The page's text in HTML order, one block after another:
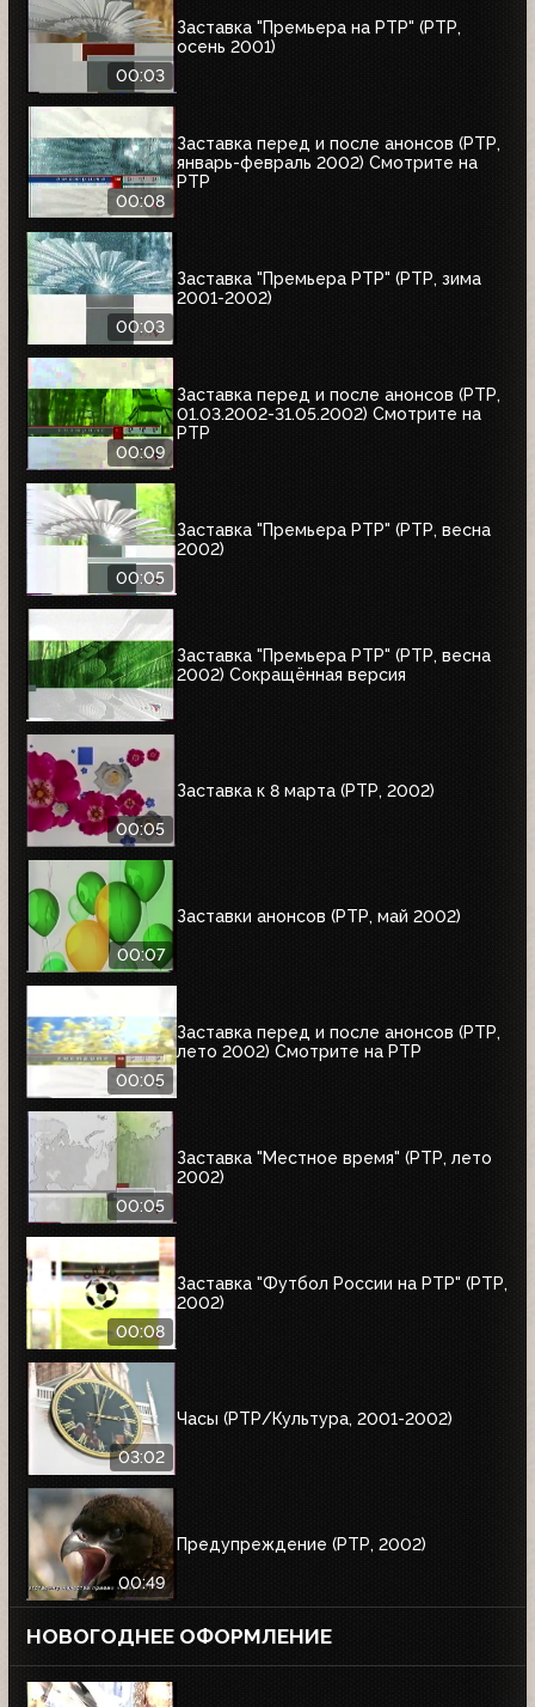
00:03
Заставка "Премьера на РТР" (РТР,
осень 2001)
00:08
Заставка перед и после анонсов (РТР,
январь-февраль 2002) Смотрите на
РТР
00:03
Заставка "Премьера РТР" (РТР, зима
2001-2002)
00:09
Заставка перед и после анонсов (РТР,
01.03.2002-31.05.2002) Смотрите на
РТР
00:05
Заставка "Премьера РТР" (РТР, весна
2002)
Заставка "Премьера РТР" (РТР, весна
2002) Сокращённая версия
00:05
Заставка к 8 марта (РТР, 2002)
00:07
Заставки анонсов (РТР, май 2002)
00:05
Заставка перед и после анонсов (РТР,
лето 2002) Смотрите на РТР
00:05
Заставка "Местное время" (РТР, лето
2002)
00:08
Заставка "Футбол России на РТР" (РТР,
2002)
03:02
Часы (РТР/Культура, 2001-2002)
00:49
Предупреждение (РТР, 2002)
НОВОГОДНЕЕ ОФОРМЛЕНИЕ